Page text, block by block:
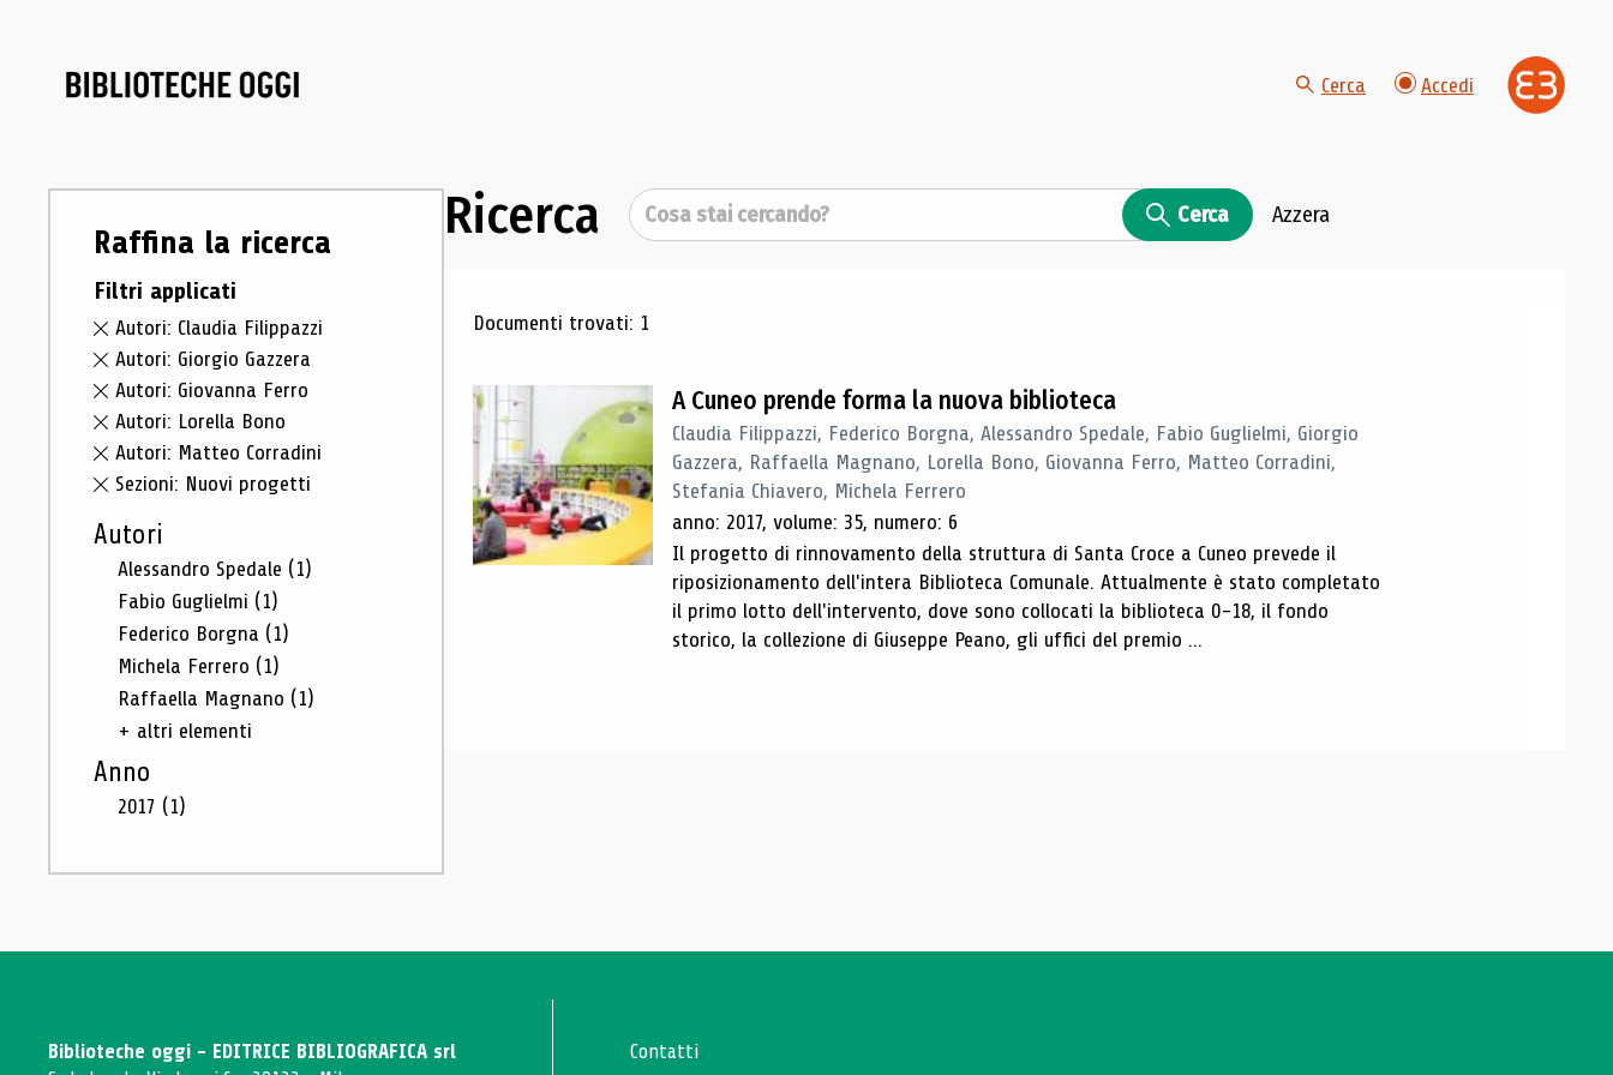
Cerca Accedi
Raffina la ricerca
Filtri applicati
Autori: Claudia Filippazzi
Autori: Giorgio Gazzera
Autori: Giovanna Ferro
Autori: Lorella Bono
Autori: Matteo Corradini
Sezioni: Nuovi progetti
Autori
Alessandro Spedale (1)
Fabio Guglielmi (1)
Federico Borgna (1)
Michela Ferrero (1)
Raffaella Magnano (1)
+ altri elementi
Anno
2017 (1)
Ricerca Cerca Cerca Azzera
Risultati di ricerca
Documenti trovati: 1
A Cuneo prende forma la nuova biblioteca
Claudia Filippazzi, Federico Borgna, Alessandro Spedale, Fabio Guglielmi, Giorgio
Gazzera, Raffaella Magnano, Lorella Bono, Giovanna Ferro, Matteo Corradini,
Stefania Chiavero, Michela Ferrero
anno: 2017, volume: 35, numero: 6
Il progetto di rinnovamento della struttura di Santa Croce a Cuneo prevede il
riposizionamento dell'intera Biblioteca Comunale. Attualmente è stato completato
il primo lotto dell'intervento, dove sono collocati la biblioteca 0-18, il fondo
storico, la collezione di Giuseppe Peano, gli uffici del premio ...
Biblioteche oggi - EDITRICE BIBLIOGRAFICA srl
Contatti